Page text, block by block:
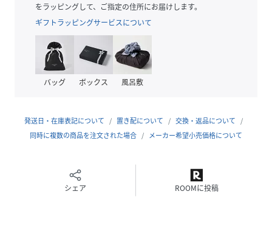
【ikkaポイント】
毎回人気のさらっとワイドパンツ。
プリーツ加工を施しているので、汗をかいても貼りつき感な
く着用できます。
裏地なしなのでとても軽い着心地！
【おすすめコーディネート】
ウエストのリボンをポイントにショート丈のトップスを合わ
をラッピングして、ご指定の住所にお届けします。
ギフトラッピングサービスについて
バッグ ボックス 風呂敷
発送日・在庫表記について 置き配について
交換・返品について
同時に複数の商品を注文された場合
メーカー希望小売価格について
シェア ROOMに投稿